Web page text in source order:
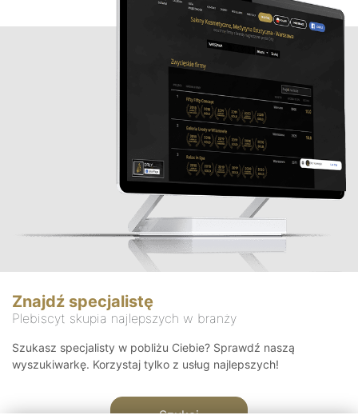
Znajdź specjalistę
Plebiscyt skupia najlepszych w branży
Szukasz specjalisty w pobliżu Ciebie? Sprawdź naszą
wyszukiwarkę. Korzystaj tylko z usług najlepszych!